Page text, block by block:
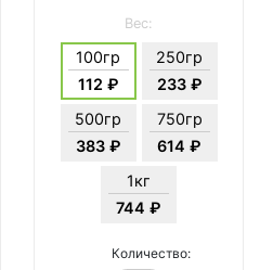
Вес:
100гр
112 ₽
250гр
233 ₽
500гр
383 ₽
750гр
614 ₽
1кг
744 ₽
Количество: